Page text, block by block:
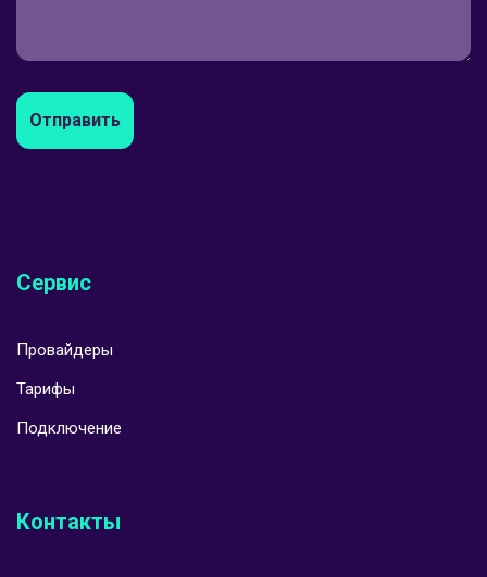
Отправить
Сервис
Провайдеры
Тарифы
Подключение
Контакты